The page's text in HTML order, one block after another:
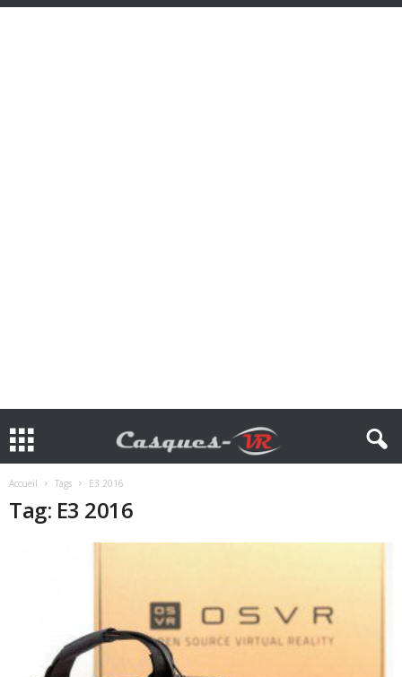
Accueil Tags E3 2016
Tag: E3 2016